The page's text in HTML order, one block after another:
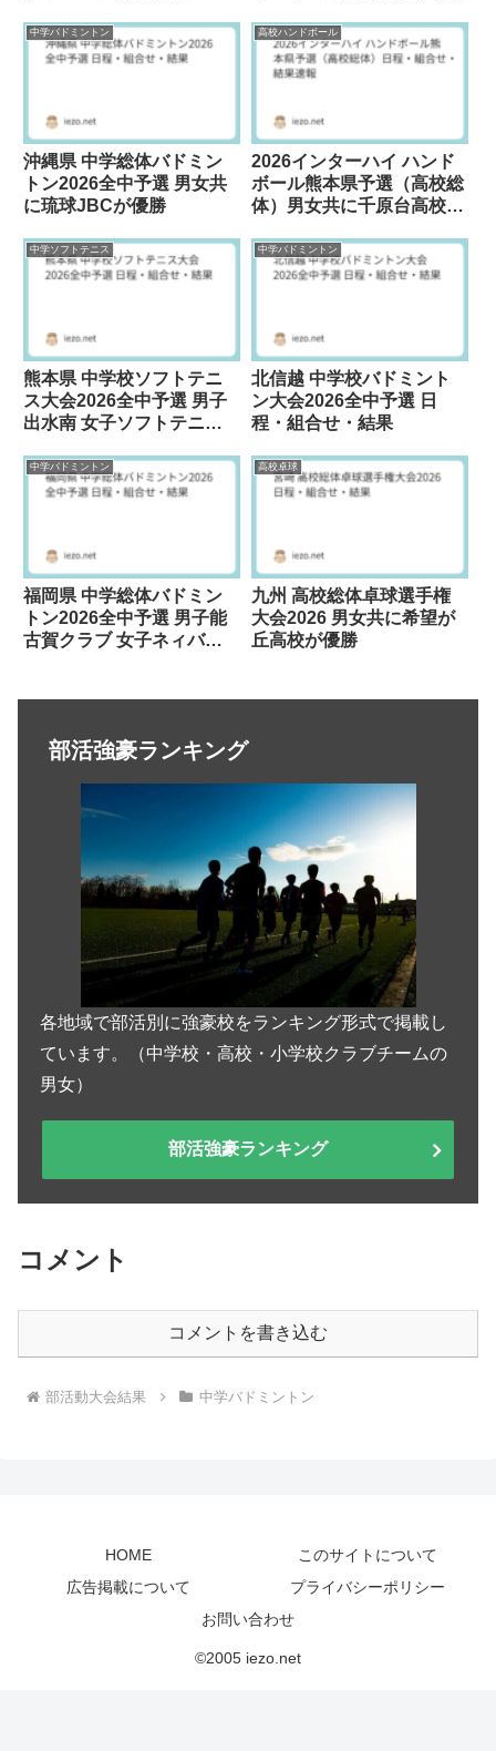
中学バドミントン
沖縄県 中学総体バドミン
トン2026全中予選 男女共
に琉球JBCが優勝
高校ハンドボール
2026インターハイ ハンド
ボール熊本県予選（高校総
体）男女共に千原台高校が
中学ソフトテニス
熊本県 中学校ソフトテニ
ス大会2026全中予選 男子
出水南 女子ソフトテニス
中学バドミントン
北信越 中学校バドミント
ン大会2026全中予選 日
程・組合せ・結果
中学バドミントン
福岡県 中学総体バドミン
トン2026全中予選 男子能
古賀クラブ 女子ネィバー
高校卓球
九州 高校総体卓球選手権
大会2026 男女共に希望が
丘高校が優勝
部活強豪ランキング
各地域で部活別に強豪校をランキング形式で掲載し
ています。（中学校・高校・小学校クラブチームの
男女）
部活強豪ランキング
コメント
コメントを書き込む
部活動大会結果 中学バドミントン
HOME
このサイトについて
広告掲載について
プライバシーポリシー
お問い合わせ
©2005 iezo.net